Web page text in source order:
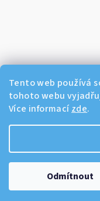
Tento web používá
tohoto webu
Více informací zde.
Odmítnout
Sledovat